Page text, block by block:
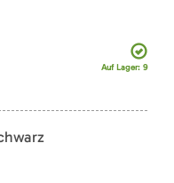
Auf Lager: 9